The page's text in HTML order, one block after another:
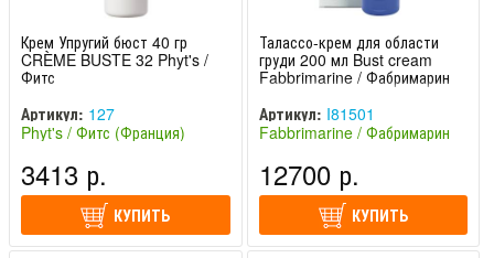
Крем Упругий бюст 40 гр
CRÈME BUSTE 32 Phyt's /
Фитс
Артикул: 127
Phyt's / Фитс (Франция)
3413 р.
КУПИТЬ
Талассо-крем для области
груди 200 мл Bust cream
Fabbrimarine / Фабримарин
Артикул: I81501
Fabbrimarine / Фабримарин
12700 р.
КУПИТЬ